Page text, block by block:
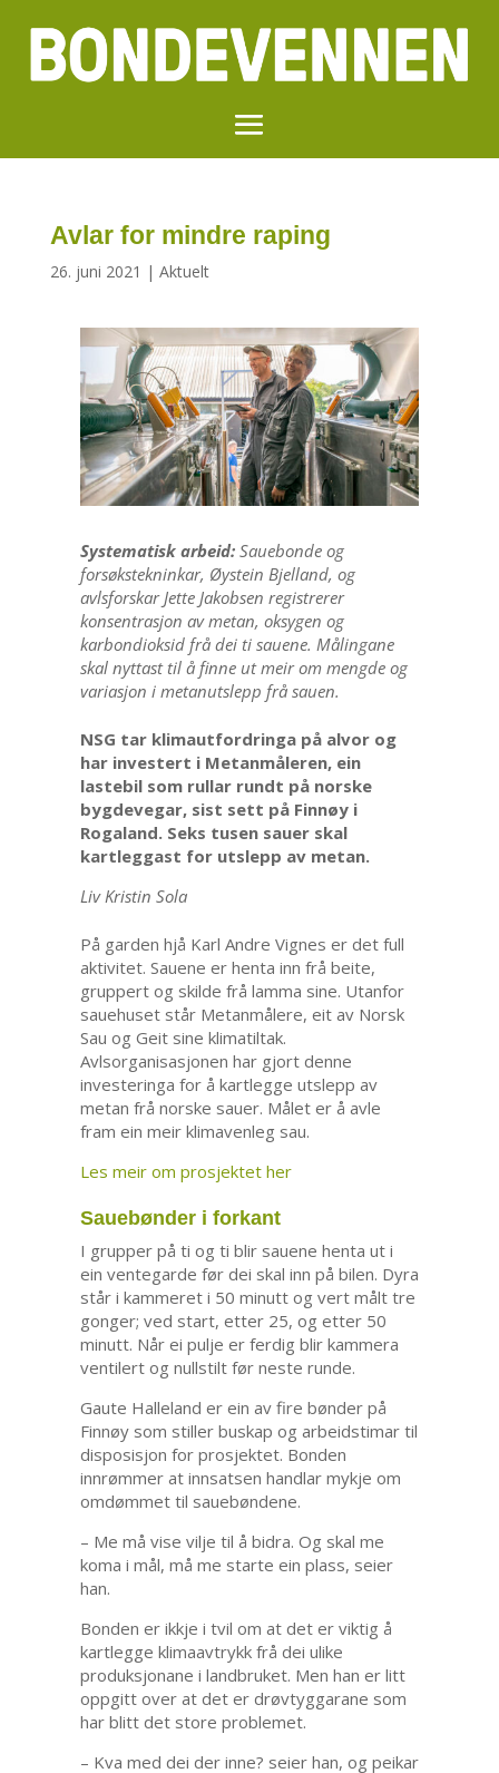
Avlar for mindre raping
26. juni 2021 | Aktuelt
Systematisk arbeid:Sauebonde og
forsøkstekninkar, Øystein Bjelland, og
avlsforskar Jette Jakobsen registrerer
konsentrasjon av metan, oksygen og
karbondioksid frå dei ti sauene. Målingane
skal nyttast til å finne ut meir om mengde og
variasjon i metanutslepp frå sauen.
NSG tar klimautfordringa på alvor og
har investert i Metanmåleren, ein
lastebil som rullar rundt på norske
bygdevegar, sist sett på Finnøy i
Rogaland. Seks tusen sauer skal
kartleggast for utslepp av metan.
Liv Kristin Sola
På garden hjå Karl Andre Vignes er det full
aktivitet. Sauene er henta inn frå beite,
gruppert og skilde frå lamma sine. Utanfor
sauehuset står Metanmålere, eit av Norsk
Sau og Geit sine klimatiltak.
Avlsorganisasjonen har gjort denne
investeringa for å kartlegge utslepp av
metan frå norske sauer. Målet er å avle
fram ein meir klimavenleg sau.
Les meir om prosjektet her
Sauebønder i forkant
I grupper på ti og ti blir sauene henta ut i
ein ventegarde før dei skal inn på bilen. Dyra
står i kammeret i 50 minutt og vert målt tre
gonger; ved start, etter 25, og etter 50
minutt. Når ei pulje er ferdig blir kammera
ventilert og nullstilt før neste runde.
Gaute Halleland er ein av fire bønder på
Finnøy som stiller buskap og arbeidstimar til
disposisjon for prosjektet. Bonden
innrømmer at innsatsen handlar mykje om
omdømmet til sauebøndene.
– Me må vise vilje til å bidra. Og skal me
koma i mål, må me starte ein plass, seier
han.
Bonden er ikkje i tvil om at det er viktig å
kartlegge klimaavtrykk frå dei ulike
produksjonane i landbruket. Men han er litt
oppgitt over at det er drøvtyggarane som
har blitt det store problemet.
– Kva med dei der inne? seier han, og peikar